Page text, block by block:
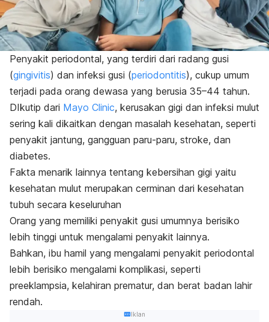
Penyakit periodontal, yang terdiri dari radang gusi
(gingivitis) dan infeksi gusi (periodontitis), cukup umum
terjadi pada orang dewasa yang berusia 35–44 tahun.
DIkutip dari Mayo Clinic, kerusakan gigi dan infeksi mulut
sering kali dikaitkan dengan masalah kesehatan, seperti
penyakit jantung, gangguan paru-paru, stroke, dan
diabetes.
Fakta menarik lainnya tentang kebersihan gigi yaitu
kesehatan mulut merupakan cerminan dari kesehatan
tubuh secara keseluruhan
Orang yang memiliki penyakit gusi umumnya berisiko
lebih tinggi untuk mengalami penyakit lainnya.
Bahkan, ibu hamil yang mengalami penyakit periodontal
lebih berisiko mengalami komplikasi, seperti
preeklampsia, kelahiran prematur, dan berat badan lahir
rendah.
Iklan